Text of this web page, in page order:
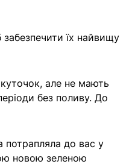
їх найвищу
але не мають
без поливу. До
потрапляла до вас у
новою зеленою